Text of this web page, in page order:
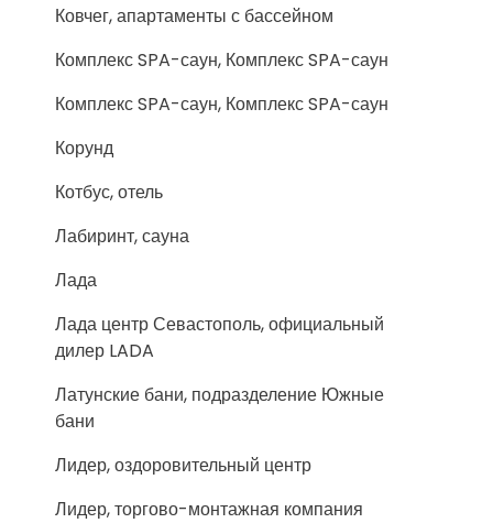
Ковчег, апартаменты с бассейном
Комплекс SPA-саун, Комплекс SPA-саун
Комплекс SPA-саун, Комплекс SPA-саун
Корунд
Котбус, отель
Лабиринт, сауна
Лада
Лада центр Севастополь, официальный
дилер LADA
Латунские бани, подразделение Южные
бани
Лидер, оздоровительный центр
Лидер, торгово-монтажная компания